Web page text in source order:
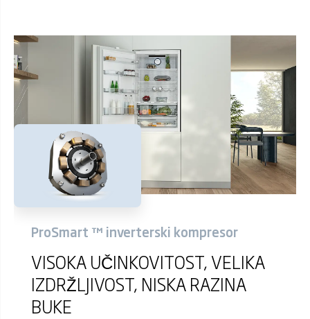
ProSmart ™ inverterski kompresor
VISOKA UČINKOVITOST, VELIKA
IZDRŽLJIVOST, NISKA RAZINA
BUKE